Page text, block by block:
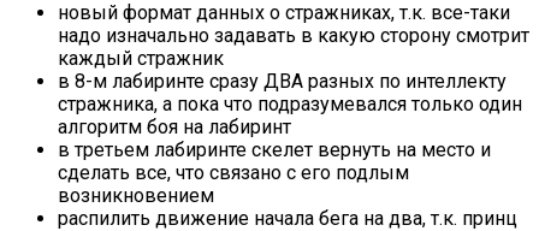
новый формат данных о стражниках, т.к. все-таки
надо изначально задавать в какую сторону смотрит
каждый стражник
в 8-м лабиринте сразу ДВА разных по интеллекту
стражника, а пока что подразумевался только один
алгоритм боя на лабиринт
в третьем лабиринте скелет вернуть на место и
сделать все, что связано с его подлым
возникновением
распилить движение начала бега на два, т.к. принц